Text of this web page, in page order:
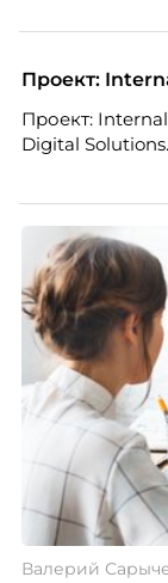
Проект:
Проект:
Digital Solutions.
Валерий